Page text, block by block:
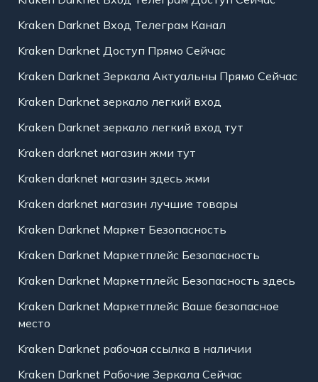
Kraken Darknet Вход Телеграм Канал
Kraken Darknet Доступ Прямо Сейчас
Kraken Darknet Зеркала Актуальны Прямо Сейчас
Kraken Darknet зеркало легкий вход
Kraken Darknet зеркало легкий вход тут
Kraken darknet магазин жми тут
Kraken darknet магазин здесь жми
Kraken darknet магазин лучшие товары
Kraken Darknet Маркет Безопасность
Kraken Darknet Маркетплейс Безопасность
Kraken Darknet Маркетплейс Безопасность здесь
Kraken Darknet Маркетплейс Ваше безопасное
место
Kraken Darknet рабочая ссылка в наличии
Kraken Darknet Рабочие Зеркала Сейчас